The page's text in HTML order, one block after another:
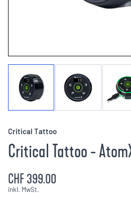
Critical Tattoo
Critical Tattoo -
CHF 399.00
inkl. MwSt.